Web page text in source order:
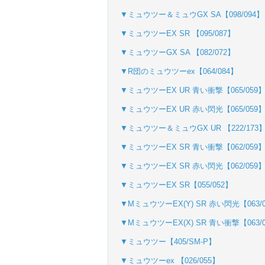
▼ミュウツー＆ミュウGX SA【098/094】
▼ミュウツーEX SR 【095/087】
▼ミュウツーGX SA 【082/072】
▼R団のミュウツーex【064/084】
▼ミュウツーEX UR 青い衝撃【065/059】
▼ミュウツーEX UR 赤い閃光【065/059】
▼ミュウツー＆ミュウGX UR 【222/173】
▼ミュウツーEX SR 青い衝撃【062/059】
▼ミュウツーEX SR 赤い閃光【062/059】
▼ミュウツーEX SR【055/052】
▼MミュウツーEX(Y) SR 赤い閃光【063/
▼MミュウツーEX(X) SR 青い衝撃【063/
▼ミュウツー【405/SM-P】
▼ミュウツーex 【026/055】